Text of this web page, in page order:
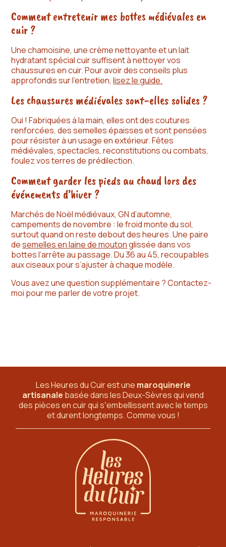
Comment entretenir mes bottes médiévales en
cuir ?
Une chamoisine, une crème nettoyante et un lait
hydratant spécial cuir suffisent à nettoyer vos
chaussures en cuir. Pour avoir des conseils plus
approfondis sur l’entretien,lisez le guide.
Les chaussures médiévales sont-elles solides ?
Oui ! Fabriquées à la main, elles ont des coutures
renforcées, des semelles épaisses et sont pensées
pour résister à un usage en extérieur. Fêtes
médiévales, spectacles, reconstitutions ou combats,
foulez vos terres de prédilection.
Comment garder les pieds au chaud lors des
événements d’hiver ?
Marchés de Noël médiévaux, GN d’automne,
campements de novembre : le froid monte du sol,
surtout quand on reste debout des heures. Une paire
desemelles en laine de moutonglissée dans vos
bottes l’arrête au passage. Du 36 au 45, recoupables
aux ciseaux pour s’ajuster à chaque modèle.
Vous avez une question supplémentaire ? Contactez-
moi pour me parler de votre projet.
Les Heures du Cuir est une maroquinerie
artisanale basée dans les Deux-Sèvresqui vend
des pièces en cuir qui sʼembellissent avec le temps
et durent longtemps. Comme vous !